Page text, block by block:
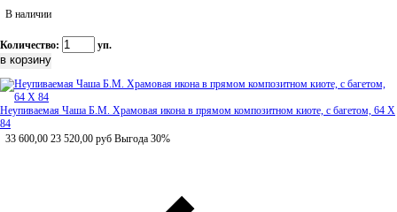
В наличии
Количество: уп.
Неупиваемая Чаша Б.М. Храмовая икона в прямом композитном киоте, с багетом, 64 Х
84
33 600,00 23 520,00 руб Выгода 30%